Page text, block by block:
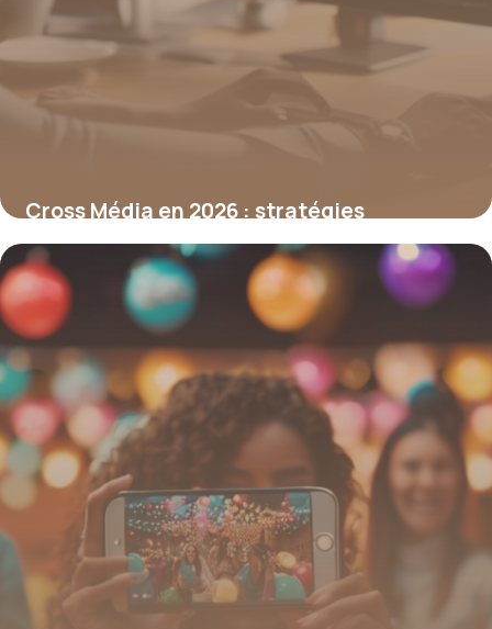
Cross Média en 2026 : stratégies
avancées pour amplifier l’impact
marketing
26 janvier 2026